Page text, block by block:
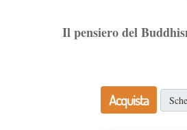
Il pensiero del
Acquista